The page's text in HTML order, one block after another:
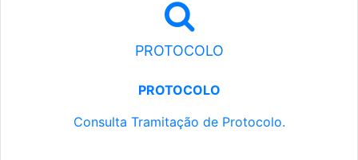
PROTOCOLO
PROTOCOLO
Consulta Tramitação de Protocolo.